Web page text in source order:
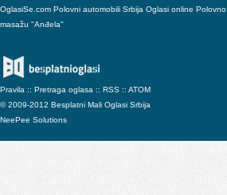
OglasiSe.com Polovni automobili Srbija Oglasi online Polovno
masažu "Anđela"
Pravila :: Pretraga oglasa :: RSS :: ATOM
© 2009-2012 Besplatni Mali Oglasi Srbija
NeePee Solutions